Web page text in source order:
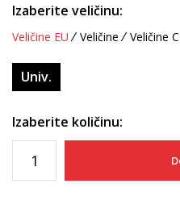
Izaberite veličinu:
Veličine EU Veličine Veličine
Univ.
Izaberite količinu: